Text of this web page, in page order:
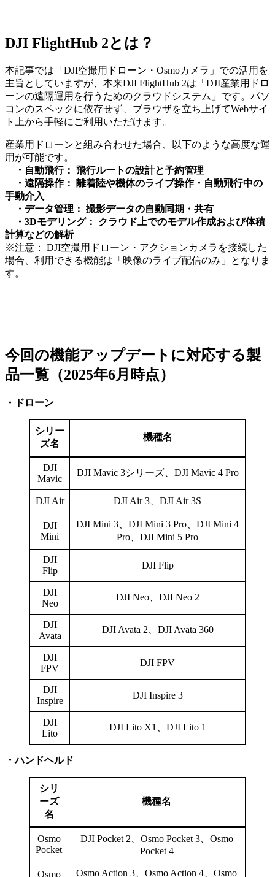
DJI FlightHub 2とは？
本記事では「DJI空撮用ドローン・Osmoカメラ」での活用を
主旨としていますが、本来DJI FlightHub 2は「DJI産業用ドロ
ーンの遠隔運用を行うためのクラウドシステム」です。パソ
コンのスペックに依存せず、ブラウザを立ち上げてWebサイ
ト上から手軽にご利用いただけます。
産業用ドローンと組み合わせた場合、以下のような高度な運
用が可能です。
・自動飛行： 飛行ルートの設計と予約管理
・遠隔操作： 離着陸や機体のライブ操作・自動飛行中の
手動介入
・データ管理： 撮影データの自動同期・共有
・3Dモデリング： クラウド上でのモデル作成および体積
計算などの解析
※注意： DJI空撮用ドローン・アクションカメラを接続した
場合、利用できる機能は「映像のライブ配信のみ」となりま
す。
今回の機能アップデートに対応する製
品一覧（2025年6月時点）
・ドローン
シリー
ズ名
機種名
DJI
Mavic
DJI Mavic 3シリーズ、DJI Mavic 4 Pro
DJI Air DJI Air 3、DJI Air 3S
DJI
Mini
DJI Mini 3、DJI Mini 3 Pro、DJI Mini 4
Pro、DJI Mini 5 Pro
DJI
Flip
DJI Flip
DJI
Neo
DJI Neo、DJI Neo 2
DJI
Avata
DJI Avata 2、DJI Avata 360
DJI
FPV
DJI FPV
DJI
Inspire
DJI Inspire 3
DJI
Lito
DJI Lito X1、DJI Lito 1
・ハンドヘルド
シリ
ーズ
名
機種名
Osmo
Pocket
DJI Pocket 2、Osmo Pocket 3、Osmo
Pocket 4
Osmo Osmo Action 3、Osmo Action 4、Osmo